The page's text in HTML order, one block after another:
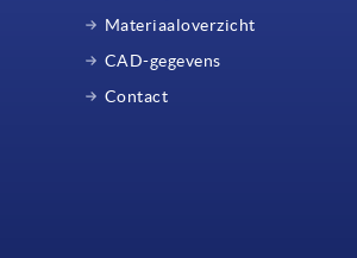
Materiaaloverzicht
CAD-gegevens
Contact